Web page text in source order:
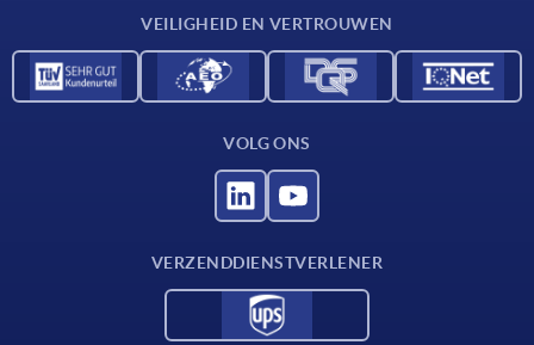
VEILIGHEID EN VERTROUWEN
VOLG ONS
VERZENDDIENSTVERLENER